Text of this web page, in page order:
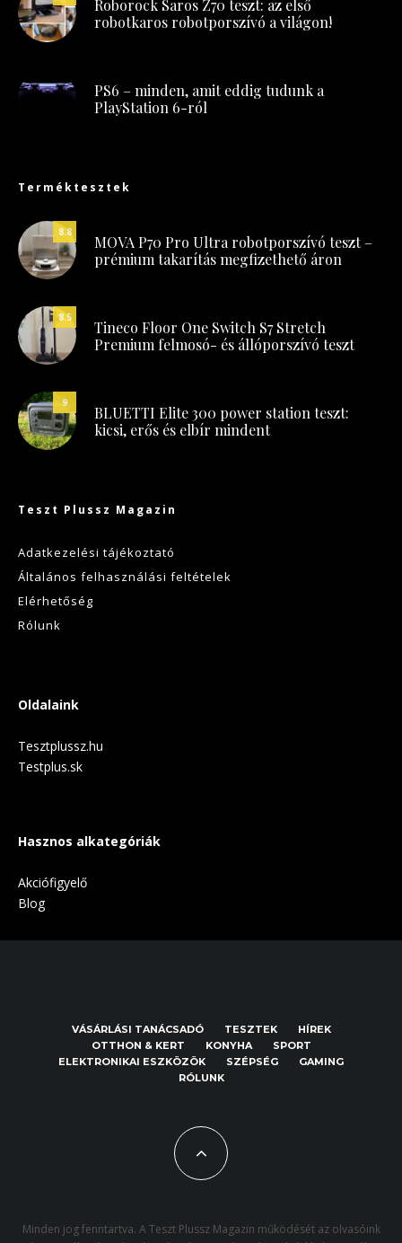
Roborock Saros Z70 teszt: az első
robotkaros robotporszívó a világon!
PS6 – minden, amit eddig tudunk a
PlayStation 6-ról
Terméktesztek
8.8
MOVA P70 Pro Ultra robotporszívó teszt –
prémium takarítás megfizethető áron
8.5
Tineco Floor One Switch S7 Stretch
Premium felmosó- és állóporszívó teszt
9
BLUETTI Elite 300 power station teszt:
kicsi, erős és elbír mindent
Teszt Plussz Magazin
Adatkezelési tájékoztató
Általános felhasználási feltételek
Elérhetőség
Rólunk
Oldalaink
Tesztplussz.hu
Testplus.sk
Hasznos alkategóriák
Akciófigyelő
Blog
VÁSÁRLÁSI TANÁCSADÓ TESZTEK
HÍREK
OTTHON & KERT
KONYHA
SPORT
ELEKTRONIKAI ESZKÖZÖK
SZÉPSÉG
GAMING
RÓLUNK
Minden jog fenntartva. A Teszt Plussz Magazin működését az olvasóink